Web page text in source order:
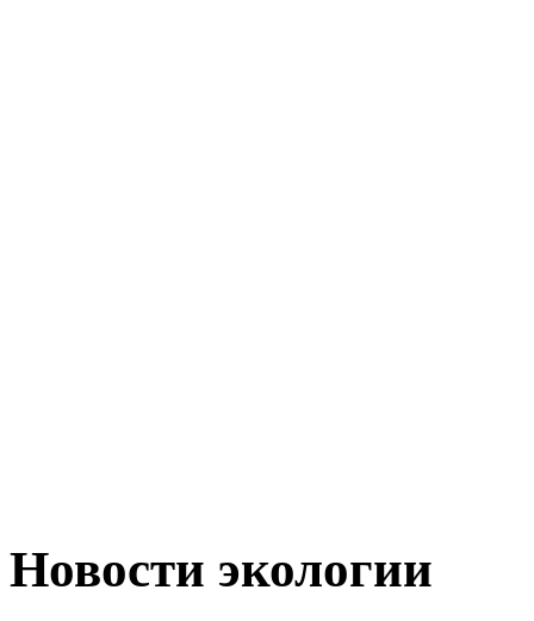
Новости экологии